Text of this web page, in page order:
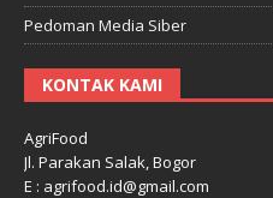
Pedoman Media Siber
KONTAK KAMI
AgriFood
Jl. Parakan Salak, Bogor
E : agrifood.id@gmail.com